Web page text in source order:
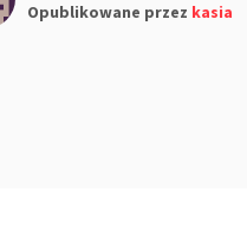
Opublikowane przez kasia